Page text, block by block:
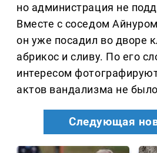
но администрация не
Вместе с соседом
он уже посадил во дворе
абрикос и сливу. По его
интересом
актов вандализма не
Следующая